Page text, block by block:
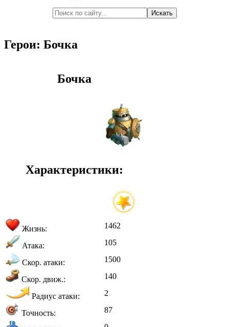
Герои: Бочка
Бочка
Характеристики:
Жизнь: 1462
Атака: 105
Скор. атаки: 1500
Скор. движ.: 140
Радиус атаки: 2
Точность: 87